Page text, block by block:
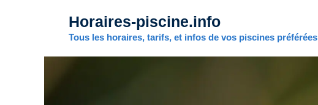
Horaires-piscine.info
Tous les horaires, tarifs, et infos de vos piscines préférées